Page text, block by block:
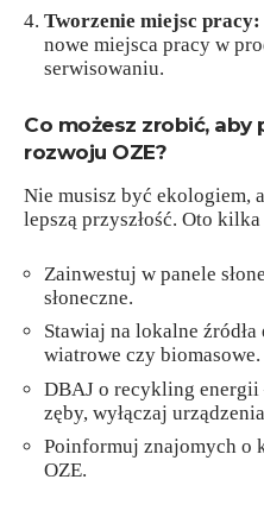
Tworzenie miejsc pracy:
nowe miejsca pracy w
serwisowaniu.
Co możesz zrobić, aby
rozwoju OZE?
Nie musisz być ekologiem,
lepszą przyszłość. Oto
Zainwestuj w panele
słoneczne.
Stawiaj na lokalne
wiatrowe czy biomasowe.
DBAJ o recykling energii
zęby, wyłączaj
Poinformuj znajomych o
OZE.